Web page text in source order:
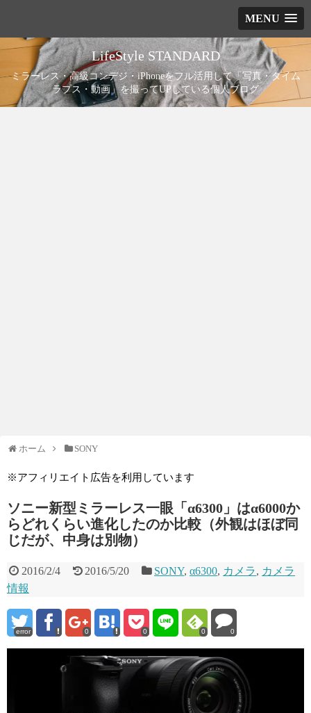
MENU
LifeStyle STANDARD
ミラーレス・高級コンデジ・iPhoneをフル活用して「写真・タイム
ラプス・動画」を撮ってUPしている個人ブログ
ホーム SONY
※アフィリエイト広告を利用しています
ソニー新型ミラーレス一眼「α6300」はα6000か
らどれくらい進化したのか比較（外観はほぼ同
じだが、中身は別物）
2016/2/4 2016/5/20 SONY,α6300, カメラ, カメラ
情報
error 0 0 0 0